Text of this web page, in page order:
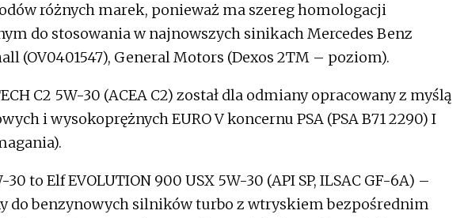
różnych marek, ponieważ ma szereg homologacji
do stosowania w najnowszych sinikach Mercedes Benz
(OV0401547), General Motors (Dexos 2TM – poziom).
C2 5W-30 (ACEA C2) został dla odmiany opracowany z myślą
i wysokoprężnych EURO V koncernu PSA (PSA B71 2290) I
to Elf EVOLUTION 900 USX 5W-30 (API SP, ILSAC GF-6A) –
do benzynowych silników turbo z wtryskiem bezpośrednim